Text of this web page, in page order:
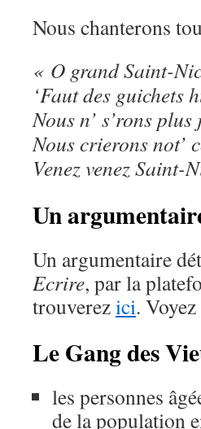
Nous chanterons
« O grand Saint-
‘Faut des guichets
Nous n’ s’rons
Nous crierons not’
Venez venez Saint-
Un
Un argumentaire
Ecrire, par la
trouverezici.
Le Gang des
les personnes
de la population